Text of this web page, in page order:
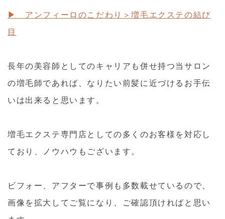
▶ アンフィーロのこだわり＞増毛エクステの結び
目
長年の美容師としてのキャリアも併せ持つ当サロン
の増毛師であれば、なりたい前髪に近づけるお手伝
いは出来ると思います。
増毛エクステ専門店としての多くのお客様を対応し
ており、ノウハウもございます。
ビフォー、アフターで事例も多数載せているので、
画像を拡大してご覧になり、ご確認頂ければと思い